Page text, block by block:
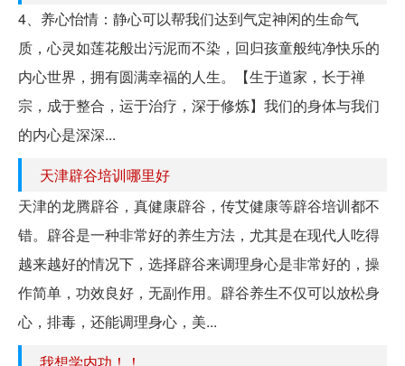
4、养心怡情：静心可以帮我们达到气定神闲的生命气
质，心灵如莲花般出污泥而不染，回归孩童般纯净快乐的
内心世界，拥有圆满幸福的人生。【生于道家，长于禅
宗，成于整合，运于治疗，深于修炼】我们的身体与我们
的内心是深深...
天津辟谷培训哪里好
天津的龙腾辟谷，真健康辟谷，传艾健康等辟谷培训都不
错。辟谷是一种非常好的养生方法，尤其是在现代人吃得
越来越好的情况下，选择辟谷来调理身心是非常好的，操
作简单，功效良好，无副作用。辟谷养生不仅可以放松身
心，排毒，还能调理身心，美...